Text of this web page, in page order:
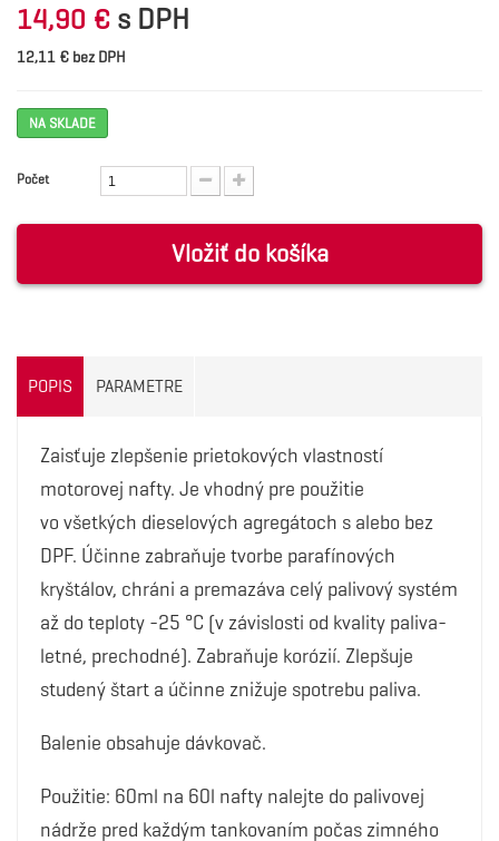
14,90 € s DPH
12,11 € bez DPH
NA SKLADE
Počet
Vložiť do košíka
POPIS PARAMETRE
Zaisťuje zlepšenie prietokových vlastností
motorovej nafty. Je vhodný pre použitie
vo všetkých dieselových agregátoch s alebo bez
DPF. Účinne zabraňuje tvorbe parafínových
kryštálov, chráni a premazáva celý palivový systém
až do teploty -25 °C (v závislosti od kvality paliva-
letné, prechodné). Zabraňuje korózií. Zlepšuje
studený štart a účinne znižuje spotrebu paliva.
Balenie obsahuje dávkovač.
Použitie: 60ml na 60l nafty nalejte do palivovej
nádrže pred každým tankovaním počas zimného